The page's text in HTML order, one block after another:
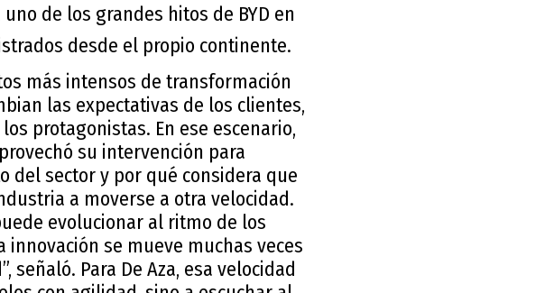
de los grandes hitos de BYD en
desde el propio continente.
más intensos de transformación
las expectativas de los clientes,
protagonistas. En ese escenario,
su intervención para
del sector y por qué considera que
a moverse a otra velocidad.
evolucionar al ritmo de los
se mueve muchas veces
señaló. Para De Aza, esa velocidad